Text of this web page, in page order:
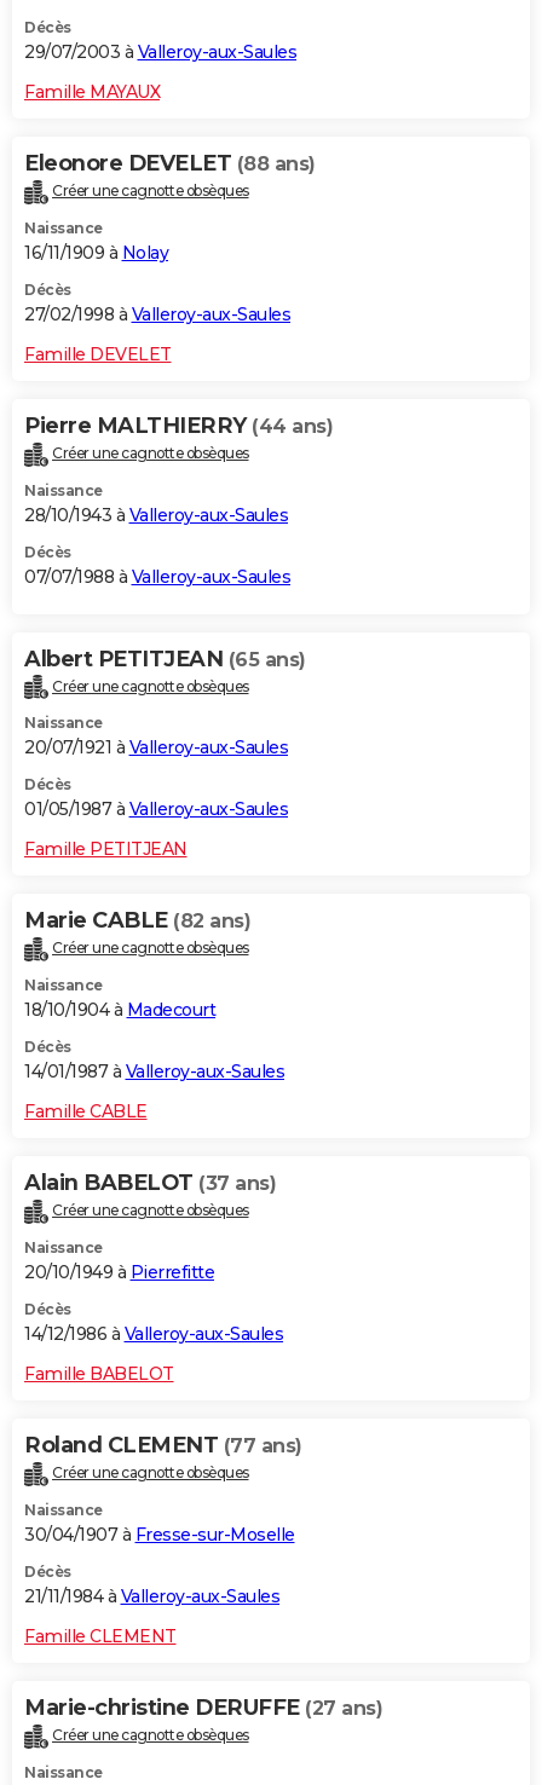
Décès
29/07/2003 à Valleroy-aux-Saules
Famille MAYAUX
Eleonore DEVELET (88 ans)
Créer une cagnotte obsèques
Naissance
16/11/1909 à Nolay
Décès
27/02/1998 à Valleroy-aux-Saules
Famille DEVELET
Pierre MALTHIERRY (44 ans)
Créer une cagnotte obsèques
Naissance
28/10/1943 à Valleroy-aux-Saules
Décès
07/07/1988 à Valleroy-aux-Saules
Albert PETITJEAN (65 ans)
Créer une cagnotte obsèques
Naissance
20/07/1921 à Valleroy-aux-Saules
Décès
01/05/1987 à Valleroy-aux-Saules
Famille PETITJEAN
Marie CABLE (82 ans)
Créer une cagnotte obsèques
Naissance
18/10/1904 à Madecourt
Décès
14/01/1987 à Valleroy-aux-Saules
Famille CABLE
Alain BABELOT (37 ans)
Créer une cagnotte obsèques
Naissance
20/10/1949 à Pierrefitte
Décès
14/12/1986 à Valleroy-aux-Saules
Famille BABELOT
Roland CLEMENT (77 ans)
Créer une cagnotte obsèques
Naissance
30/04/1907 à Fresse-sur-Moselle
Décès
21/11/1984 à Valleroy-aux-Saules
Famille CLEMENT
Marie-christine DERUFFE (27 ans)
Créer une cagnotte obsèques
Naissance